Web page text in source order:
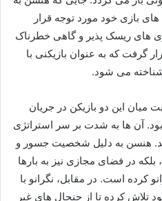
بازی خود مورد توجه قرار
های ریسک‌ پذیر و گاهی خطرناک
گرفت که به عنوان بازیکنی با
می‌ شود.
میان این دو بازیکن در جریان
بازی‌ های High Stakes Poker بود. آن‌ ها به شدت بر سر استراتژی‌
هنسن به دلیل شخصیت جسور و
بلکه در فضای مجازی نیز به بارها
کرده است. در مقابل، نگرانو با
کرده تا از جنجال‌ های غیر